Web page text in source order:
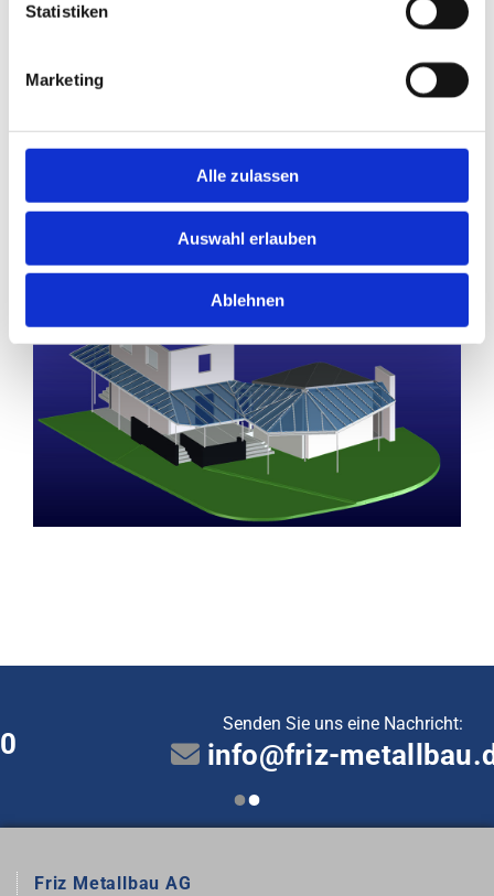
Statistiken
Marketing
Alle zulassen
Auswahl erlauben
Ablehnen
Senden Sie uns eine Nachricht:
info@friz-metallbau.de
Friz Metallbau AG